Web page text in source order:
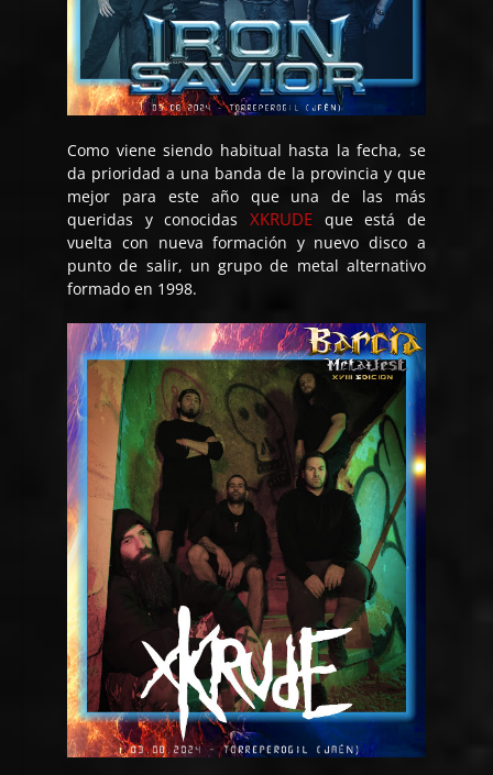
Como viene siendo habitual hasta la fecha, se
da prioridad a una banda de la provincia y que
mejor para este año que una de las más
queridas y conocidas XKRUDE que está de
vuelta con nueva formación y nuevo disco a
punto de salir, un grupo de metal alternativo
formado en 1998.